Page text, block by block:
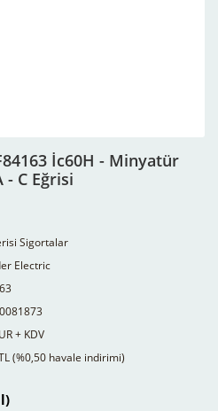
İc60H - Minyatür
- C Eğrisi
Sigortalar
Electric
+ KDV
(%0,50 havale indirimi)